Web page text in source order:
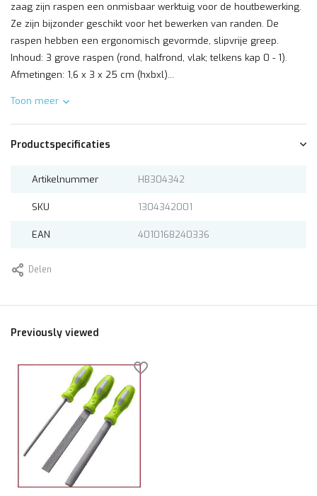
zaag zijn raspen een onmisbaar werktuig voor de houtbewerking.
Ze zijn bijzonder geschikt voor het bewerken van randen. De
raspen hebben een ergonomisch gevormde, slipvrije greep.
Inhoud: 3 grove raspen (rond, halfrond, vlak; telkens kap 0 - 1).
Afmetingen: 1,6 x 3 x 25 cm (hxbxl)...
Toon meer
Productspecificaties
Artikelnummer HB304342
SKU 1304342001
EAN 4010168240336
Delen
Previously viewed